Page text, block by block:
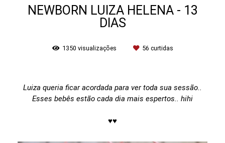
NEWBORN LUIZA HELENA - 13
DIAS
1350 visualizações 56 curtidas
Luiza queria ficar acordada para ver toda sua sessão..
Esses bebês estão cada dia mais espertos.. hihi
♥♥